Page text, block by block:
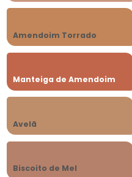
Amendoim Torrado
Manteiga de Amendoim
Avelã
Biscoito de Mel